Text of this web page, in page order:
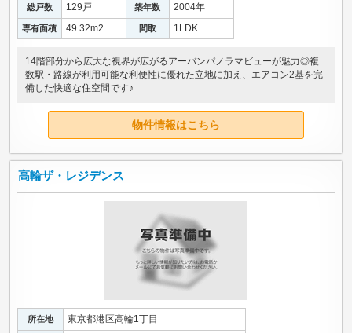
総戸数 129戸 築年数 2004年
専有面積 49.32m2 間取 1LDK
14階部分から広大な視界が広がるアーバンパノラマビューが魅力◎複
数駅・路線が利用可能な利便性に優れた立地に加え、エアコン2基を完
備した快適な住空間です♪
物件情報はこちら
高輪ザ・レジデンス
所在地 東京都港区高輪1丁目